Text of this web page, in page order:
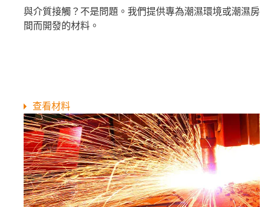
與介質接觸？不是問題。我們提供專為潮濕環境或潮濕房
間而開發的材料。
查看材料